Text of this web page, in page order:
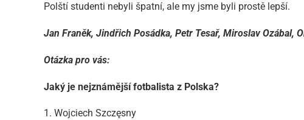
Polští studenti nebyli špatní, ale my jsme byli prostě lepší.
Jan Franěk, Jindřich Posádka, Petr Tesař, Miroslav Ozábal,
Otázka pro vás:
Jaký je nejznámější fotbalista z Polska?
Wojciech Szczęsny